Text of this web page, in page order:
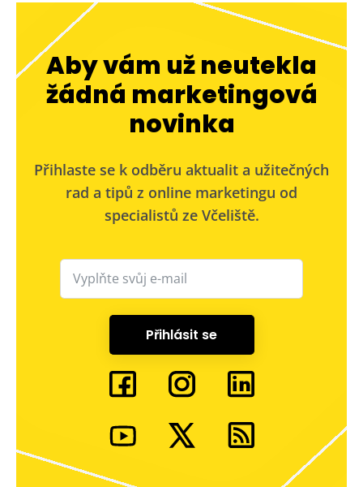
Aby vám už neutekla
žádná marketingová
novinka
Přihlaste se k odběru aktualit a užitečných
rad a tipů z online marketingu od
specialistů ze Včeliště.
Přihlásit se